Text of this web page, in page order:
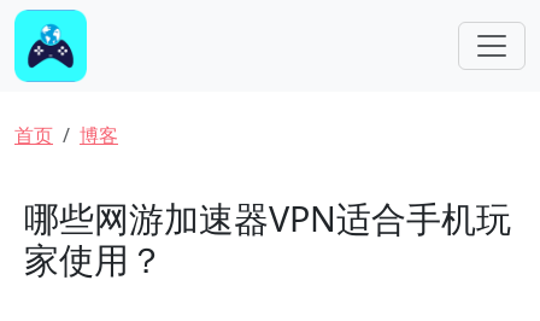
跳转到主要内容
面包屑
首页 博客
哪些网游加速器VPN适合手机玩
家使用？